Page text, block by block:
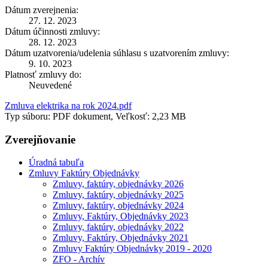
Dátum zverejnenia:
27. 12. 2023
Dátum účinnosti zmluvy:
28. 12. 2023
Dátum uzatvorenia/udelenia súhlasu s uzatvorením zmluvy:
9. 10. 2023
Platnosť zmluvy do:
Neuvedené
Zmluva elektrika na rok 2024.pdf
Typ súboru: PDF dokument, Veľkosť: 2,23 MB
Zverejňovanie
Úradná tabuľa
Zmluvy Faktúry Objednávky
Zmluvy, faktúry, objednávky 2026
Zmluvy, faktúry, objednávky 2025
Zmluvy, faktúry, objednávky 2024
Zmluvy, Faktúry, Objednávky 2023
Zmluvy, faktúry, objednávky 2022
Zmluvy, Faktúry, Objednávky 2021
Zmluvy Faktúry Objednávky 2019 - 2020
ZFO - Archív